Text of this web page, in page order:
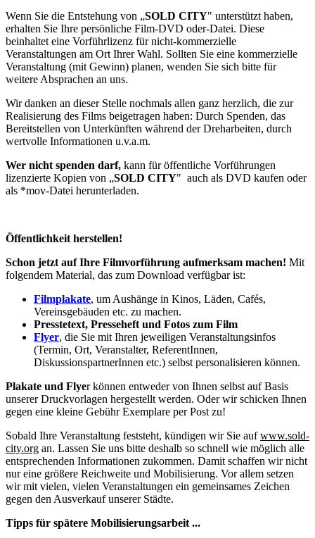
Wenn Sie die Entstehung von „SOLD CITY" unterstützt haben,
erhalten Sie Ihre persönliche Film-DVD oder-Datei. Diese
beinhaltet eine Vorführlizenz für nicht-kommerzielle
Veranstaltungen am Ort Ihrer Wahl. Sollten Sie eine kommerzielle
Veranstaltung (mit Gewinn) planen, wenden Sie sich bitte für
weitere Absprachen an uns.
Wir danken an dieser Stelle nochmals allen ganz herzlich, die zur
Realisierung des Films beigetragen haben: Durch Spenden, das
Bereitstellen von Unterkünften während der Dreharbeiten, durch
wertvolle Informationen u.v.a.m.
Wer nicht spenden darf, kann für öffentliche Vorführungen
lizenzierte Kopien von „SOLD CITY" auch als DVD kaufen oder
als *mov-Datei herunterladen.
Öffentlichkeit herstellen!
Schon jetzt auf Ihre Filmvorführung aufmerksam machen! Mit
folgendem Material, das zum Download verfügbar ist:
Filmplakate, um Aushänge in Kinos, Läden, Cafés,
Vereinsgebäuden etc. zu machen.
Presstetext, Presseheft und Fotos zum Film
Flyer, die Sie mit Ihren jeweiligen Veranstaltungsinfos
(Termin, Ort, Veranstalter, ReferentInnen,
DiskussionspartnerInnen etc.) selbst personalisieren können.
Plakate und Flyer können entweder von Ihnen selbst auf Basis
unserer Druckvorlagen hergestellt werden. Oder wir schicken Ihnen
gegen eine kleine Gebühr Exemplare per Post zu!
Sobald Ihre Veranstaltung feststeht, kündigen wir Sie aufwww.sold-
city.org an. Lassen Sie uns bitte deshalb so schnell wie möglich alle
entsprechenden Informationen zukommen. Damit schaffen wir nicht
nur eine größere Reichweite und Mobilisierung. Vor allem setzen
wir mit vielen, vielen Veranstaltungen ein gemeinsames Zeichen
gegen den Ausverkauf unserer Städte.
Tipps für spätere Mobilisierungsarbeit ...